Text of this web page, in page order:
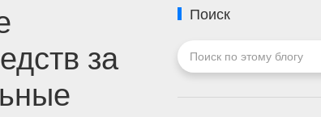
за
Поиск